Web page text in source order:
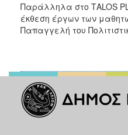
Παράλληλα στο ΤΑLOS
έκθεση έργων των
Παπαγγελή του